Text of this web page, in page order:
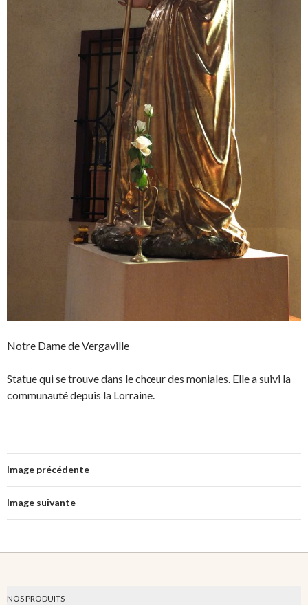
Notre Dame de Vergaville
Statue qui se trouve dans le chœur des moniales. Elle a suivi la
communauté depuis la Lorraine.
Image précédente
Image suivante
NOS PRODUITS